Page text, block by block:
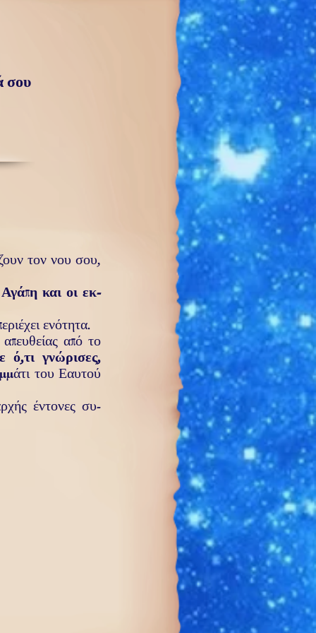
σου
τον νου σου,
Αγάπηκαι οι εκ­
έχει ενότητα.
απευθείας απότο
ό,τι γνώρισες,
του Εαυτού
έν­τονες συ­